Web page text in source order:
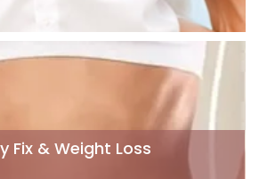
Fix & Weight Loss